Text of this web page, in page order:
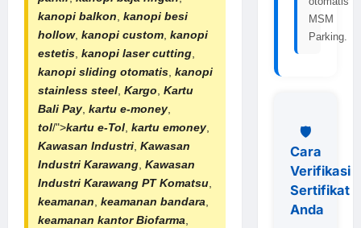
kanopi balkon, kanopi besi
hollow, kanopi custom, kanopi
estetis, kanopi laser cutting,
kanopi sliding otomatis, kanopi
stainless steel, Kargo, Kartu
Bali Pay, kartu e-money,
tol/">kartu e-Tol, kartu emoney,
Kawasan Industri, Kawasan
Industri Karawang, Kawasan
Industri Karawang PT Komatsu,
keamanan, keamanan bandara,
keamanan kantor Biofarma,
MSM
Parking.
🛡️
Cara
Verifikasi
Sertifikat
Anda